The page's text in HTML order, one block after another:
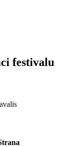
festivalu